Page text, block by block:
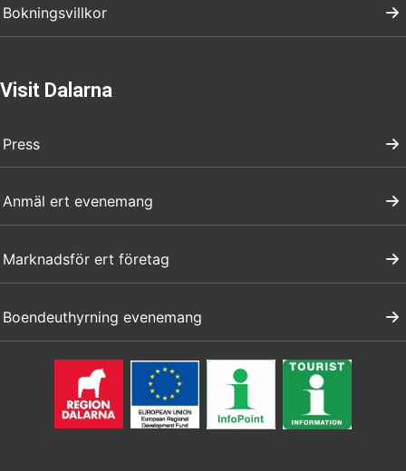
Bokningsvillkor
Visit Dalarna
Press
Anmäl ert evenemang
Marknadsför ert företag
Boendeuthyrning evenemang